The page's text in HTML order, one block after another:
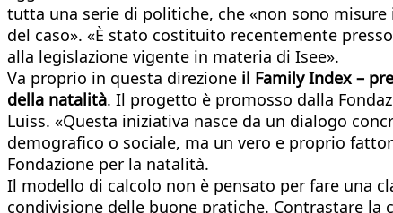
tutta una serie di politiche, che «non sono
del caso». «È stato costituito recentemente
alla legislazione vigente in materia di Isee».
Va proprio in questa direzione il Family Index –
della natalità. Il progetto è promosso dalla
Luiss. «Questa iniziativa nasce da un dialogo
demografico o sociale, ma un vero e proprio
Fondazione per la natalità.
Il modello di calcolo non è pensato per fare una
condivisione delle buone pratiche. Contrastare